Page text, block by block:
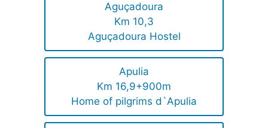
Aguçadoura
Km 10,3
Aguçadoura Hostel
Apulia
Km 16,9+900m
Home of pilgrims d`Apulia